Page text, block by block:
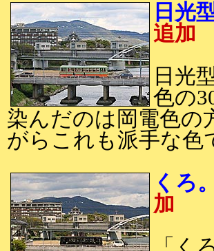
日
追加
日光
色の
染んだのは岡電色の
がらこれも派手な色
く
加